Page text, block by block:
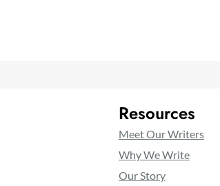
Resources
Meet Our Writers
Why We Write
Our Story